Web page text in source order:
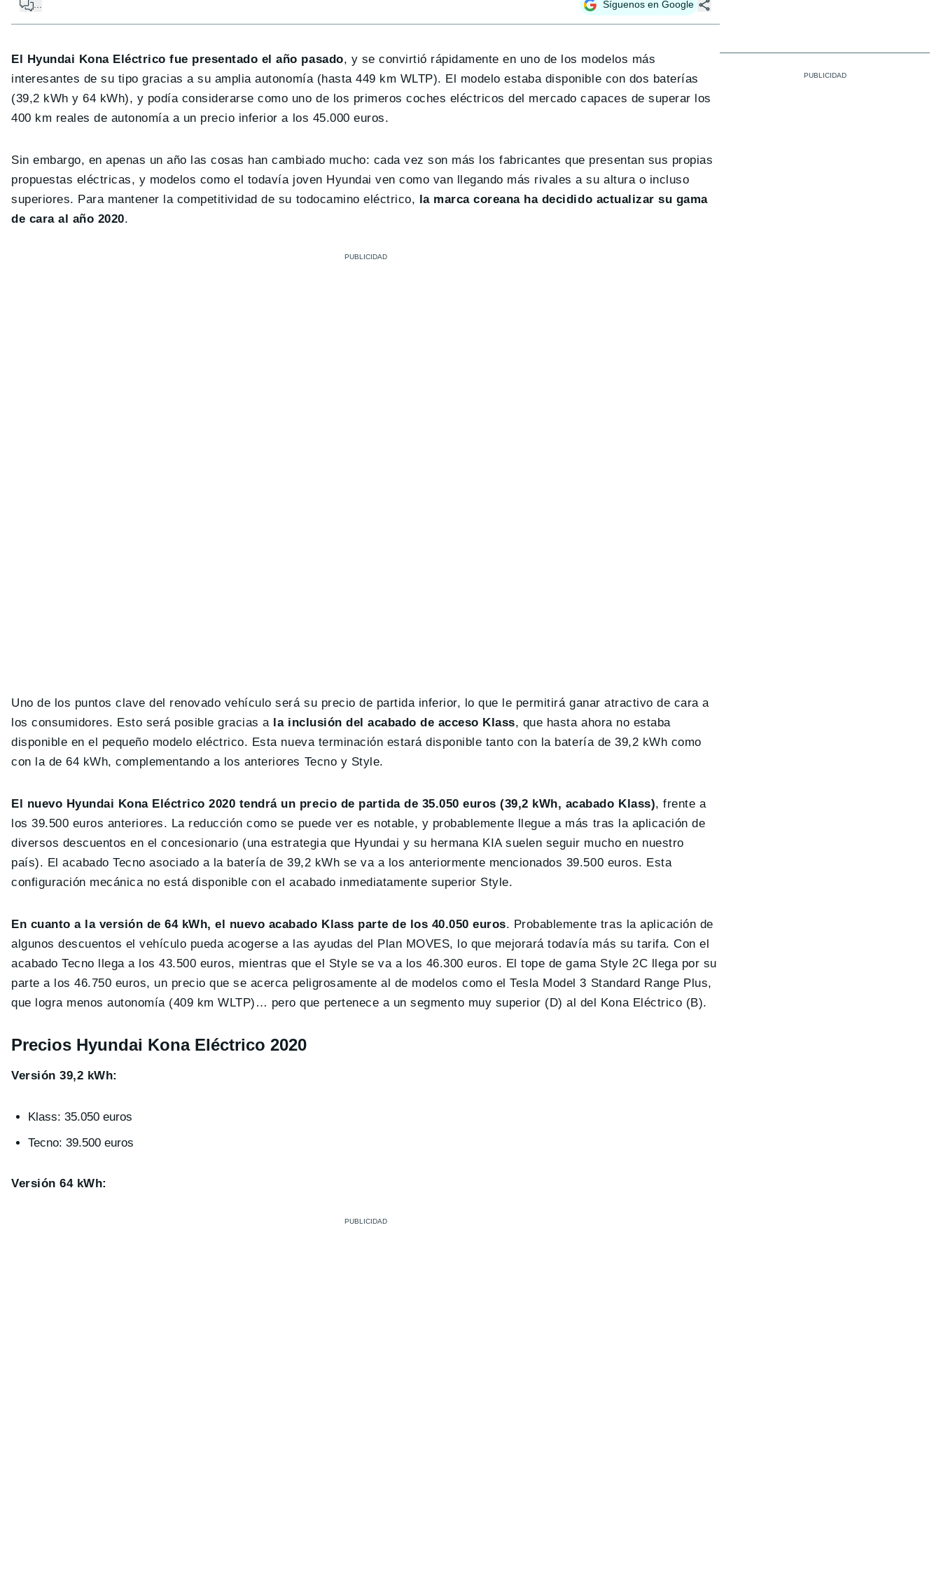
... Síguenos en Google
El Hyundai Kona Eléctrico fue presentado el año pasado, y se convirtió rápidamente en uno de los modelos más
interesantes de su tipo gracias a su amplia autonomía (hasta 449 km WLTP). El modelo estaba disponible con dos baterías
(39,2 kWh y 64 kWh), y podía considerarse como uno de los primeros coches eléctricos del mercado capaces de superar los
400 km reales de autonomía a un precio inferior a los 45.000 euros.
Sin embargo, en apenas un año las cosas han cambiado mucho: cada vez son más los fabricantes que presentan sus propias
propuestas eléctricas, y modelos como el todavía joven Hyundai ven como van llegando más rivales a su altura o incluso
superiores. Para mantener la competitividad de su todocamino eléctrico,
la marca coreana ha decidido actualizar su gama
de cara al año 2020.
Uno de los puntos clave del renovado vehículo será su precio de partida inferior, lo que le permitirá ganar atractivo de cara a
los consumidores. Esto será posible gracias a la inclusión del acabado de acceso Klass, que hasta ahora no estaba
disponible en el pequeño modelo eléctrico. Esta nueva terminación estará disponible tanto con la batería de 39,2 kWh como
con la de 64 kWh, complementando a los anteriores Tecno y Style.
El nuevo Hyundai Kona Eléctrico 2020 tendrá un precio de partida de 35.050 euros (39,2 kWh, acabado Klass), frente a
los 39.500 euros anteriores. La reducción como se puede ver es notable, y probablemente llegue a más tras la aplicación de
diversos descuentos en el concesionario (una estrategia que Hyundai y su hermana KIA suelen seguir mucho en nuestro
país). El acabado Tecno asociado a la batería de 39,2 kWh se va a los anteriormente mencionados 39.500 euros. Esta
configuración mecánica no está disponible con el acabado inmediatamente superior Style.
En cuanto a la versión de 64 kWh, el nuevo acabado Klass parte de los 40.050 euros. Probablemente tras la aplicación de
algunos descuentos el vehículo pueda acogerse a las ayudas del Plan MOVES, lo que mejorará todavía más su tarifa. Con el
acabado Tecno llega a los 43.500 euros, mientras que el Style se va a los 46.300 euros. El tope de gama Style 2C llega por su
parte a los 46.750 euros, un precio que se acerca peligrosamente al de modelos como el Tesla Model 3 Standard Range Plus,
que logra menos autonomía (409 km WLTP)… pero que pertenece a un segmento muy superior (D) al del Kona Eléctrico (B).
Precios Hyundai Kona Eléctrico 2020
Versión 39,2 kWh:
Klass: 35.050 euros
Tecno: 39.500 euros
Versión 64 kWh: